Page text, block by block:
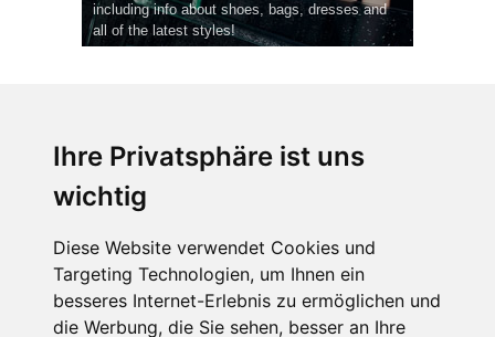
Ihre Privatsphäre ist uns
wichtig
Diese Website verwendet Cookies und
Targeting Technologien, um Ihnen ein
besseres Internet-Erlebnis zu ermöglichen und
die Werbung, die Sie sehen, besser an Ihre
including info about shoes, bags, dresses and
all of the latest styles!
CPost.org© 2013-2023 The Celebrity Post.
Terms of Use Privacy | Cookies Policy( Einstellungen ändern
About Us